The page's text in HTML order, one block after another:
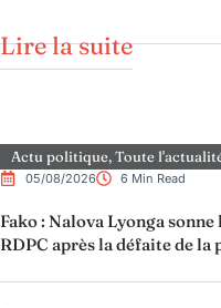
Lire la suite
Actu politique,Toute
05/08/2026 6 Min Read
Fako : Nalova Lyonga
RDPC après la défaite de